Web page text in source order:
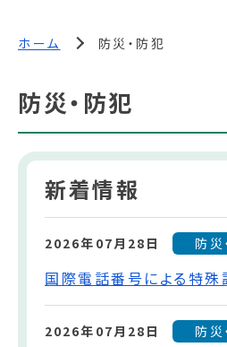
ホーム 防災・防犯
防災・防犯
新着情報
2026年07月28日 防災
国際電話番号による特殊
2026年07月28日 防災